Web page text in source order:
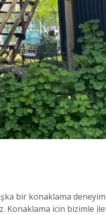
bir konaklama
Konaklama icin bizimle